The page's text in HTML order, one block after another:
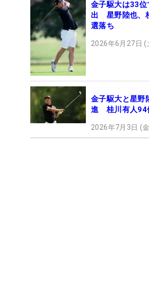
金子駆大は33
出 星野陸也、
選落ち
2026年6月27日
金子駆大と星野
進 桂川有人94
2026年7月3日 (